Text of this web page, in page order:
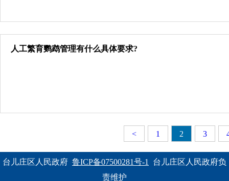
人工繁育鹦鹉管理有什么具体要求?
< 1 2 3
台儿庄区人民政府 鲁ICP备07500281号-1
  台儿庄区人民政府负
责维护